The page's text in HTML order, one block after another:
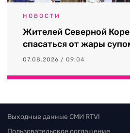
НОВОСТИ
Жителей Северной
спасаться от жары
07.08.2026 / 09:04
Выходные данные СМИ RTVI
Пользовательское соглашение